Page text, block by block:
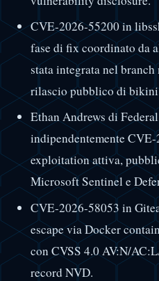
CVE-2026-55200 in
fase di fix coordinato da
stata integrata nel
rilascio pubblico di
Ethan Andrews di
indipendentemente
exploitation attiva,
Microsoft Sentinel e
CVE-2026-58053 in
escape via Docker
con CVSS 4.0 AV:N/
record NVD.